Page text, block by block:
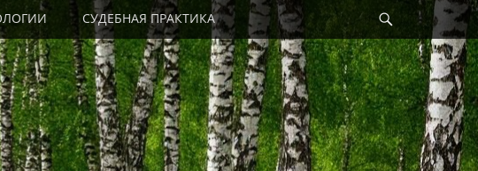
СУДЕБНАЯ ПРАКТИКА
Найти